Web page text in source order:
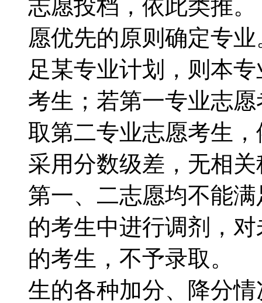
志愿投档，依此类推
愿优先的原则确定专
足某专业计划，则本
考生；若第一专业志
取第二专业志愿考生
采用分数级差，无相
第一、二志愿均不能
的考生中进行调剂，
的考生，不予录取。
生的各种加分、降分